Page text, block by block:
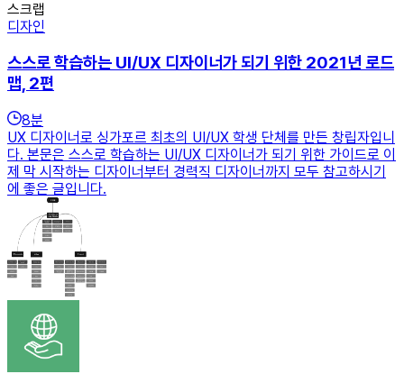
스크랩
디자인
스스로 학습하는 UI/UX 디자이너가 되기 위한 2021년 로드
맵, 2편
8분
UX 디자이너로 싱가포르 최초의 UI/UX 학생 단체를 만든 창립자입니
다. 본문은 스스로 학습하는 UI/UX 디자이너가 되기 위한 가이드로 이
제 막 시작하는 디자이너부터 경력직 디자이너까지 모두 참고하시기
에 좋은 글입니다.